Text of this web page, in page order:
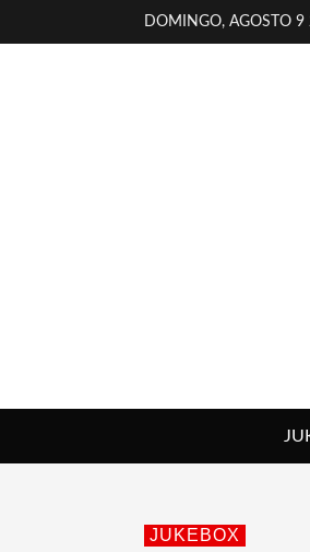
DOMINGO, AGOSTO 9
JUKEBOX